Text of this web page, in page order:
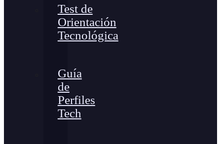
Test de
Orientación
Tecnológica
Guía
de
Perfiles
Tech